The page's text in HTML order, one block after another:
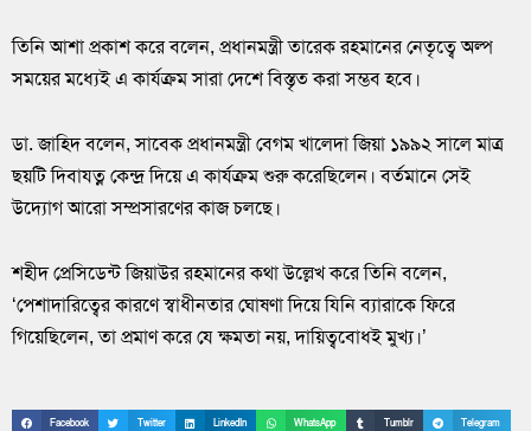
তিনি আশা প্রকাশ করে বলেন, প্রধানমন্ত্রী তারেক রহমানের নেতৃত্বে অল্প
সময়ের মধ্যেই এ কার্যক্রম সারা দেশে বিস্তৃত করা সম্ভব হবে।
ডা. জাহিদ বলেন, সাবেক প্রধানমন্ত্রী বেগম খালেদা জিয়া ১৯৯২ সালে মাত্র
ছয়টি দিবাযত্ন কেন্দ্র দিয়ে এ কার্যক্রম শুরু করেছিলেন। বর্তমানে সেই
উদ্যোগ আরো সম্প্রসারণের কাজ চলছে।
শহীদ প্রেসিডেন্ট জিয়াউর রহমানের কথা উল্লেখ করে তিনি বলেন,
‘পেশাদারিত্বের কারণে স্বাধীনতার ঘোষণা দিয়ে যিনি ব্যারাকে ফিরে
গিয়েছিলেন, তা প্রমাণ করে যে ক্ষমতা নয়, দায়িত্ববোধই মুখ্য।’
Facebook Twitter LinkedIn WhatsApp Tumblr Telegram